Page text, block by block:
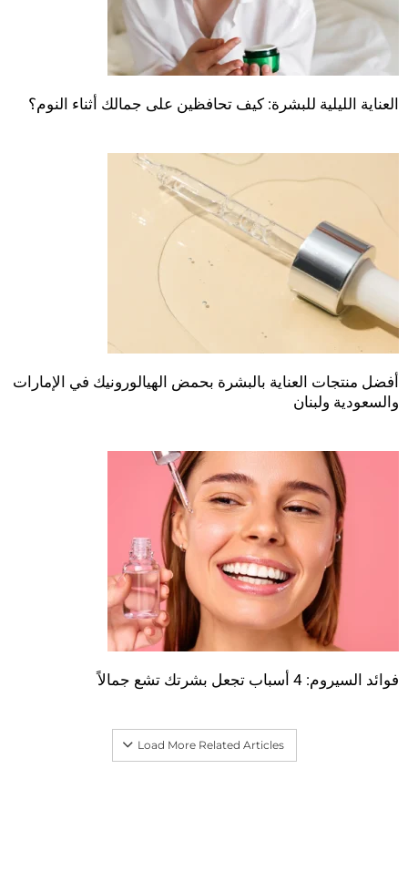
العناية الليلية للبشرة: كيف تحافظين على جمالك أثناء النوم؟
أفضل منتجات العناية بالبشرة بحمض الهيالورونيك في الإمارات
والسعودية ولبنان
فوائد السيروم: 4 أسباب تجعل بشرتك تشع جمالاً
Load More Related Articles